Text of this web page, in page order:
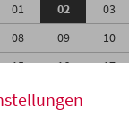
01 02 03
08 09 10
15 16 17
22 23